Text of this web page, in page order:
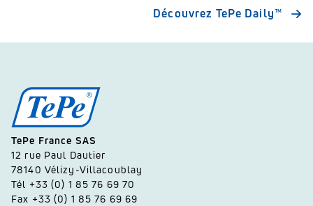
Découvrez TePe Daily™
TePe France SAS
12 rue Paul Dautier
78140 Vélizy-Villacoublay
Tél +33 (0) 1 85 76 69 70
Fax +33 (0) 1 85 76 69 69